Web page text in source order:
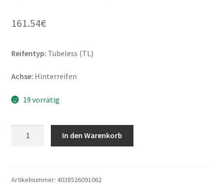
161.54€
Reifentyp: Tubeless (TL)
Achse: Hinterreifen
19 vorrätig
ZR
In den Warenkorb
Artikelnummer: 4038526091062